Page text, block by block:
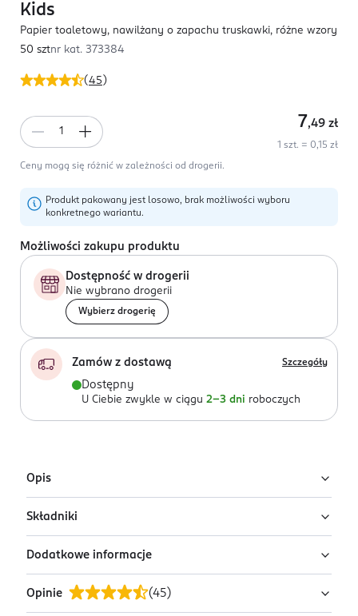
(45 )
Kids
Papier toaletowy, nawilżany o zapachu truskawki, różne wzory
50 sztnr kat. 373384
7,49 zł
1 szt. = 0,15 zł
Ceny mogą się różnić w zależności od drogerii.
Produkt pakowany jest losowo, brak możliwości wyboru
konkretnego wariantu.
Możliwości zakupu produktu
Dostępność w drogerii
Nie wybrano drogerii
Wybierz drogerię
Zamów z dostawą Szczegóły
Dostępny
U Ciebie zwykle w ciągu 2-3 dni roboczych
Opis
Uwaga: wysyłamy losowy wariant!
Produkt występuje w różnych wariantach i pakowany
jest losowo. Zdjęcia pokazują przykładowe warianty.
Szukasz konkretnego wariantu lub chcesz sprawdzić
pełną ofertę? Zapraszamy do najbliższej drogerii.
Składniki
Aqua, Glycerin,Panthenol, Aloe Barbadensis Leaf
Juice,Coco-Glucoside, Chamomilla Recutita Flower
Extract, Caprylyl/Capryl Glucoside, Parfum, Sodium
Dodatkowe informacje
PRZYGOTOWANIE I STOSOWANIE
Opinie (45 )